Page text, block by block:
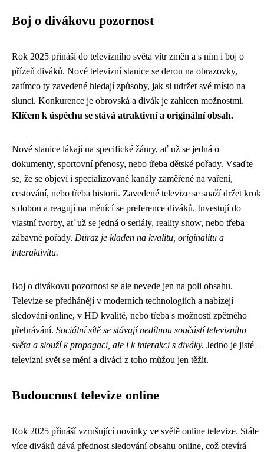
Boj o divákovu pozornost
Rok 2025 přináší do televizního světa vítr změn a s ním i boj o
přízeň diváků. Nové televizní stanice se derou na obrazovky,
zatímco ty zavedené hledají způsoby, jak si udržet své místo na
slunci. Konkurence je obrovská a divák je zahlcen možnostmi.
Klíčem k úspěchu se stává atraktivní a originální obsah.
Nové stanice lákají na specifické žánry, ať už se jedná o
dokumenty, sportovní přenosy, nebo třeba dětské pořady. Vsaďte
se, že se objeví i specializované kanály zaměřené na vaření,
cestování, nebo třeba historii. Zavedené televize se snaží držet krok
s dobou a reagují na měnící se preference diváků. Investují do
vlastní tvorby, ať už se jedná o seriály, reality show, nebo třeba
zábavné pořady. Důraz je kladen na kvalitu, originalitu a
interaktivitu.
Boj o divákovu pozornost se ale nevede jen na poli obsahu.
Televize se předhánějí v moderních technologiích a nabízejí
sledování online, v HD kvalitě, nebo třeba s možností zpětného
přehrávání. Sociální sítě se stávají nedílnou součástí televizního
světa a slouží k propagaci, ale i k interakci s diváky. Jedno je jisté –
televizní svět se mění a diváci z toho můžou jen těžit.
Budoucnost televize online
Rok 2025 přináší vzrušující novinky ve světě online televize. Stále
více diváků dává přednost sledování obsahu online, což otevírá